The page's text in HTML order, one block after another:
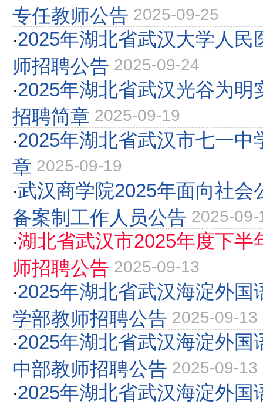
专任教师公告 2025-09-25
·2025年湖北省武汉大学人民
师招聘公告 2025-09-24
·2025年湖北省武汉光谷为明
招聘简章 2025-09-19
·2025年湖北省武汉市七一中
章 2025-09-19
·武汉商学院2025年面向社会
备案制工作人员公告 2025-09-
·湖北省武汉市2025年度下半
师招聘公告 2025-09-13
·2025年湖北省武汉海淀外国
学部教师招聘公告 2025-09-13
·2025年湖北省武汉海淀外国
中部教师招聘公告 2025-09-13
·2025年湖北省武汉海淀外国